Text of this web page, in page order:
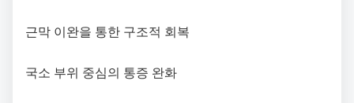
근막 이완을 통한 구조적 회복
국소 부위 중심의 통증 완화